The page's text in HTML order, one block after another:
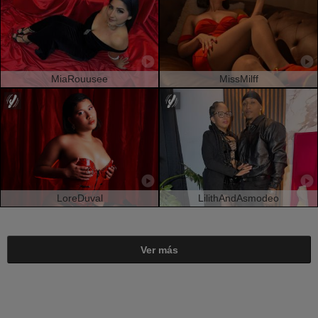
MiaRouusee MissMilff
LoreDuval LilithAndAsmodeo
Ver más